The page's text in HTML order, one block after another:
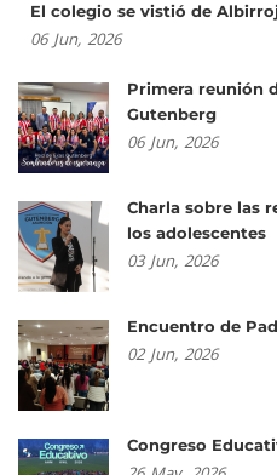
El colegio se vistió de
06 Jun, 2026
Primera reunión
Gutenberg
06 Jun, 2026
Charla sobre las
los adolescentes
03 Jun, 2026
Encuentro de
02 Jun, 2026
Congreso